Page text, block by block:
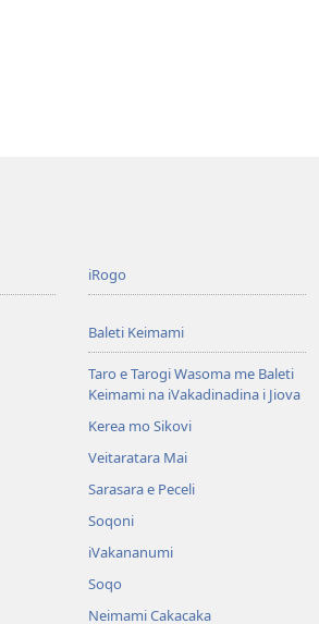
iRogo
Baleti Keimami
Taro e Tarogi Wasoma me Baleti
Keimami na iVakadinadina i Jiova
Kerea mo Sikovi
Veitaratara Mai
Sarasara e Peceli
Soqoni
iVakananumi
Soqo
Neimami Cakacaka